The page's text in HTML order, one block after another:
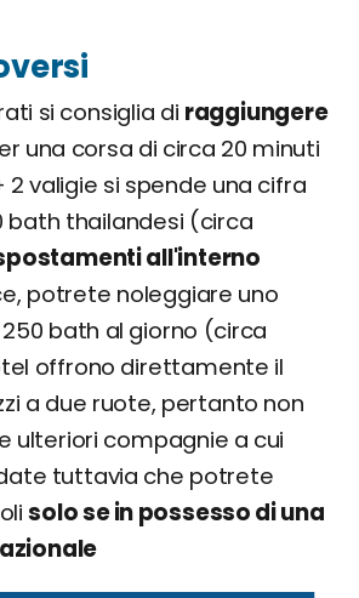
si consiglia di raggiungere
una corsa di circa 20 minuti
2 valigie si spende una cifra
bath thailandesi (circa
all'interno
potrete noleggiare uno
bath al giorno (circa
offrono direttamente il
a due ruote, pertanto non
ulteriori compagnie a cui
tuttavia che potrete
solo se in possesso di una